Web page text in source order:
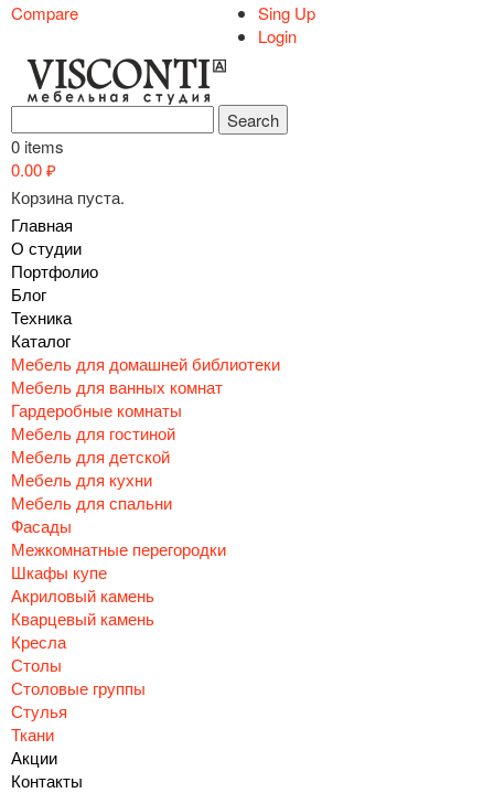
Compare
Sing Up
Login
0 items
0.00₽
Корзина пуста.
Главная
О студии
Портфолио
Блог
Техника
Каталог
Мебель для домашней библиотеки
Мебель для ванных комнат
Гардеробные комнаты
Мебель для гостиной
Мебель для детской
Мебель для кухни
Мебель для спальни
Фасады
Межкомнатные перегородки
Шкафы купе
Акриловый камень
Кварцевый камень
Кресла
Столы
Столовые группы
Стулья
Ткани
Акции
Контакты